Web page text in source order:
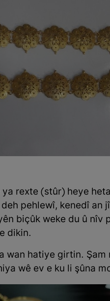
rexte (stûr) heye
pehlewî, kenedî an
biçûk weke du û nîv
dikin.
wan hatiye girtin. Şam
wê ev e ku li şûna